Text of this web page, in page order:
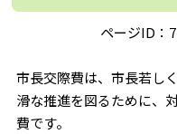
で
ページID：
市長交際費は、市長若し
滑な推進を図るために、
費です。